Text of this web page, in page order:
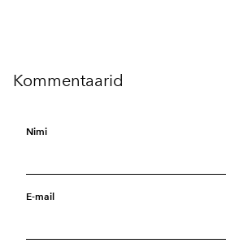
Kommentaarid
Nimi
E-mail